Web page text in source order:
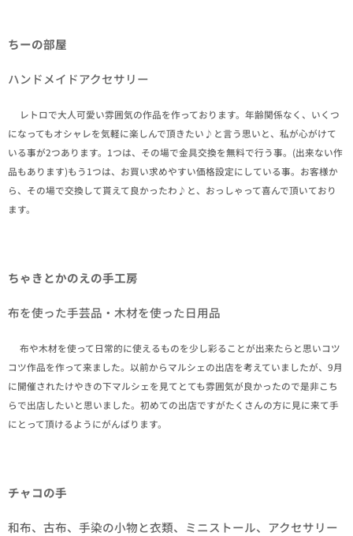
ちーの部屋
ハンドメイドアクセサリー
✒レトロで大人可愛い雰囲気の作品を作っております。年齢関係なく、いくつ
になってもオシャレを気軽に楽しんで頂きたい♪と言う思いと、私が心がけて
いる事が2つあります。1つは、その場で金具交換を無料で行う事。(出来ない作
品もあります)もう1つは、お買い求めやすい価格設定にしている事。お客様か
ら、その場で交換して貰えて良かったわ♪と、おっしゃって喜んで頂いており
ます。
ちゃきとかのえの手工房
布を使った手芸品・木材を使った日用品
✒布や木材を使って日常的に使えるものを少し彩ることが出来たらと思いコツ
コツ作品を作って来ました。以前からマルシェの出店を考えていましたが、9月
に開催されたけやきの下マルシェを見てとても雰囲気が良かったので是非こち
らで出店したいと思いました。初めての出店ですがたくさんの方に見に来て手
にとって頂けるようにがんばります。
チャコの手
和布、古布、手染の小物と衣類、ミニストール、アクセサリー